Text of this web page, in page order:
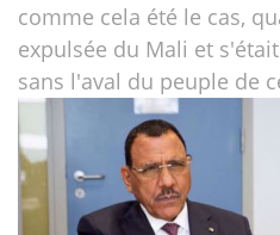
comme cela été le cas,
expulsée du Mali et
sans l'aval du peuple de